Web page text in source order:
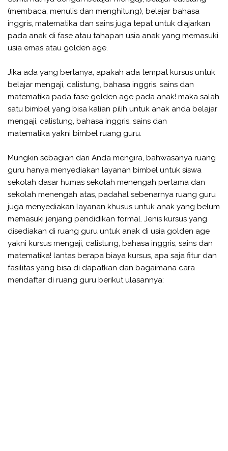
(membaca, menulis dan menghitung), belajar bahasa
inggris, matematika dan sains juga tepat untuk diajarkan
pada anak di fase atau tahapan usia anak yang memasuki
usia emas atau golden age.
Jika ada yang bertanya, apakah ada tempat kursus untuk
belajar mengaji, calistung, bahasa inggris, sains dan
matematika pada fase golden age pada anak! maka salah
satu bimbel yang bisa kalian pilih untuk anak anda belajar
mengaji, calistung, bahasa inggris, sains dan
matematika yakni bimbel ruang guru.
Mungkin sebagian dari Anda mengira, bahwasanya ruang
guru hanya menyediakan layanan bimbel untuk siswa
sekolah dasar humas sekolah menengah pertama dan
sekolah menengah atas, padahal sebenarnya ruang guru
juga menyediakan layanan khusus untuk anak yang belum
memasuki jenjang pendidikan formal. Jenis kursus yang
disediakan di ruang guru untuk anak di usia golden age
yakni kursus mengaji, calistung, bahasa inggris, sains dan
matematika! lantas berapa biaya kursus, apa saja fitur dan
fasilitas yang bisa di dapatkan dan bagaimana cara
mendaftar di ruang guru berikut ulasannya: